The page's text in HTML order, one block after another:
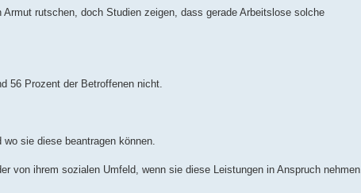
rutschen, doch Studien zeigen, dass gerade Arbeitslose solche
56 Prozent der Betroffenen nicht.
sie diese beantragen können.
von ihrem sozialen Umfeld, wenn sie diese Leistungen in Anspruch nehmen.